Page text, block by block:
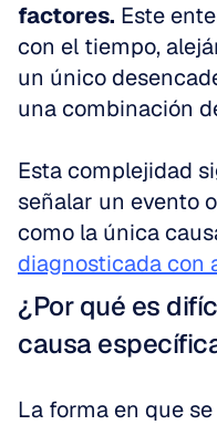
factores. Este
con el tiempo,
un único
una combinación
Esta complejidad
señalar un evento
diagnosticada con
¿Por qué es
causa
La forma en que